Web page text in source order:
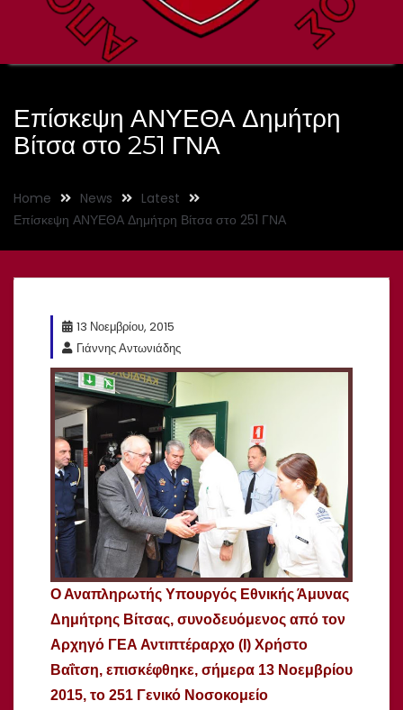
Επίσκεψη ΑΝΥΕΘΑ Δημήτρη
Βίτσα στο 251 ΓΝΑ
Home News
Latest
Επίσκεψη ΑΝΥΕΘΑ Δημήτρη Βίτσα στο 251 ΓΝΑ
13 Νοεμβρίου, 2015
Γιάννης Αντωνιάδης
Ο Αναπληρωτής Υπουργός Εθνικής Άμυνας
Δημήτρης Βίτσας, συνοδευόμενος από τον
Αρχηγό ΓΕΑ Αντιπτέραρχο (Ι) Χρήστο
Βαΐτση, επισκέφθηκε, σήμερα 13 Νοεμβρίου
2015, το 251 Γενικό Νοσοκομείο